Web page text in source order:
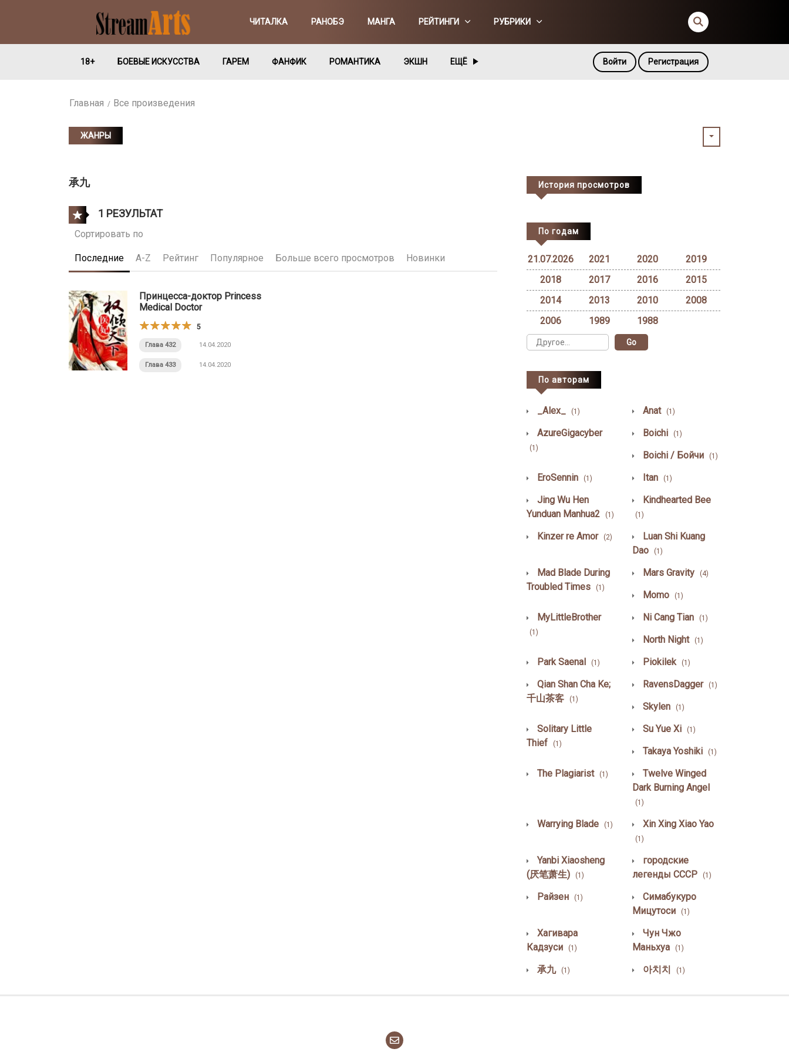
ЧИТАЛКА РАНОБЭ МАНГА РЕЙТИНГИ РУБРИКИ
18+ БОЕВЫЕ ИСКУССТВА ГАРЕМ ФАНФИК РОМАНТИКА ЭКШН ЕЩЁ Войти Регистрация
Главная Все произведения
ЖАНРЫ
承九
1 РЕЗУЛЬТАТ
Сортировать по
Последние A-Z Рейтинг Популярное Больше всего просмотров Новинки
Принцесса-доктор Princess
Medical Doctor
5
Глава 432 14.04.2020
Глава 433 14.04.2020
История просмотров
По годам
21.07.2026 2021 2020
2019
2018
2017 2016
2015
2014
2013 2010
2008
2006
1989 1988
По авторам
_Alex_ (1) Anat (1)
AzureGigacyber
(1)
Boichi (1)
Boichi / Бойчи (1)
EroSennin (1) Itan (1)
Jing Wu Hen
Yunduan Manhua2
(1)
Kindhearted Bee
(1)
Kinzer re Amor (2)
Luan Shi Kuang
Dao
(1)
Mad Blade During
Troubled Times
(1)
Mars Gravity (4)
Momo (1)
MyLittleBrother
(1)
Ni Cang Tian (1)
North Night (1)
Park Saenal (1) Piokilek (1)
Qian Shan Cha Ke;
千山茶客
(1)
RavensDagger (1)
Skylen (1)
Solitary Little
Thief
(1)
Su Yue Xi (1)
Takaya Yoshiki (1)
The Plagiarist (1)
Twelve Winged
Dark Burning Angel
(1)
Warrying Blade (1) Xin Xing Xiao Yao
(1)
Yanbi Xiaosheng
(厌笔萧生)
(1)
городские
легенды СССР
(1)
Райзен (1)
Симабукуро
Мицутоси
(1)
Хагивара
Кадзуси
(1)
Чун Чжо
Маньхуа
(1)
承九 (1) 아치치 (1)